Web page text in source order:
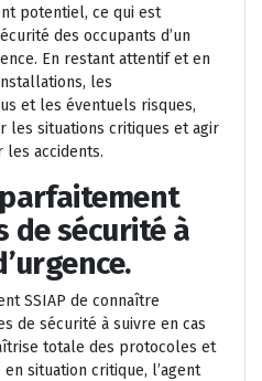
potentiel, ce qui est
des occupants d’un
En restant attentif et en
les
et les éventuels risques,
les situations critiques et agir
accidents.
de sécurité à
SSIAP de connaître
de sécurité à suivre en cas
totale des protocoles et
situation critique, l’agent